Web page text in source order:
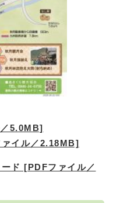
5.0MB]
ァイル／2.18MB]
ード [PDFファイル／